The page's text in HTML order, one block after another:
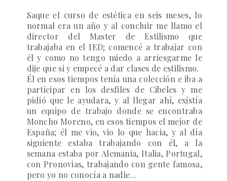
Saque el curso de estética en seis meses, lo
normal era un año y al concluir me llamo el
director del Master de Estilismo que
trabajaba en el IED; comencé a trabajar con
él y como no tengo miedo a arriesgarme le
dije que si y empecé a dar clases de estilismo.
Él en esos tiempos tenía una colección e iba a
participar en los desfiles de Cibeles y me
pidió que le ayudara, y al llegar ahí, existía
un equipo de trabajo donde se encontraba
Moncho Moreno, en esos tiempos el mejor de
España; él me vio, vio lo que hacia, y al día
siguiente estaba trabajando con él, a la
semana estaba por Alemania, Italia, Portugal,
con Pronovias, trabajando con gente famosa,
pero yo no conocía a nadie...